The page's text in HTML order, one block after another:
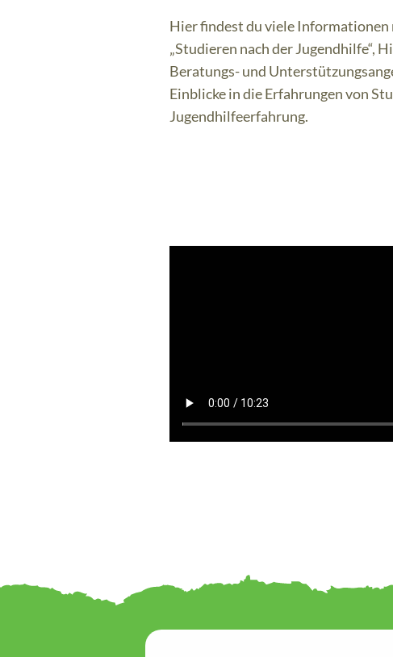
Hier findest du viele Informationen
„Studieren nach der Jugendhilfe“,
Beratungs- und
Einblicke in die Erfahrungen von
Jugendhilfeerfahrung.